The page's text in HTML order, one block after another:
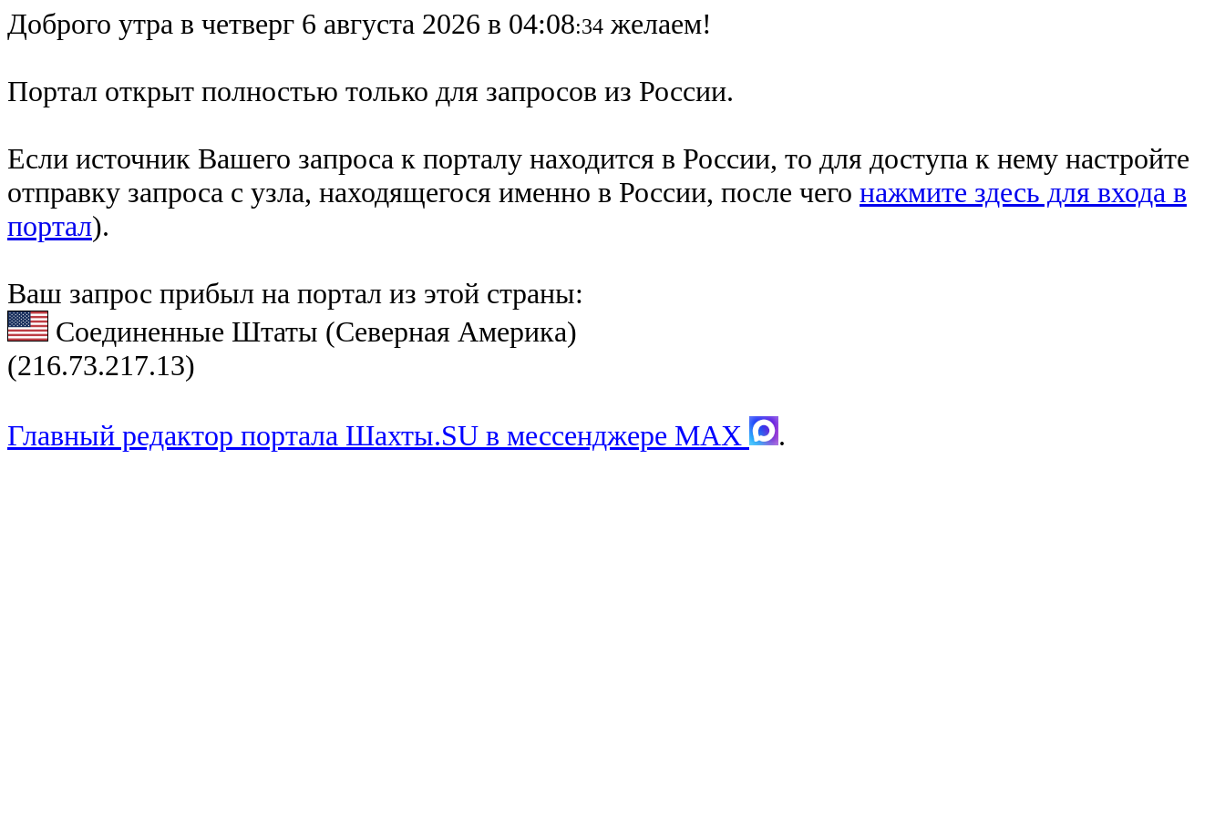
Доброго утра в четверг 6 августа 2026 в 04:08:34 желаем!
Портал открыт полностью только для запросов из России.
Если источник Вашего запроса к порталу находится в России, то для доступа к нему настройте
отправку запроса с узла, находящегося именно в России, после чего нажмите здесь для входа в
портал).
Ваш запрос прибыл на портал из этой страны:
Соединенные Штаты (Северная Америка)
(216.73.217.13)
Главный редактор портала Шахты.SU в мессенджере MAX .